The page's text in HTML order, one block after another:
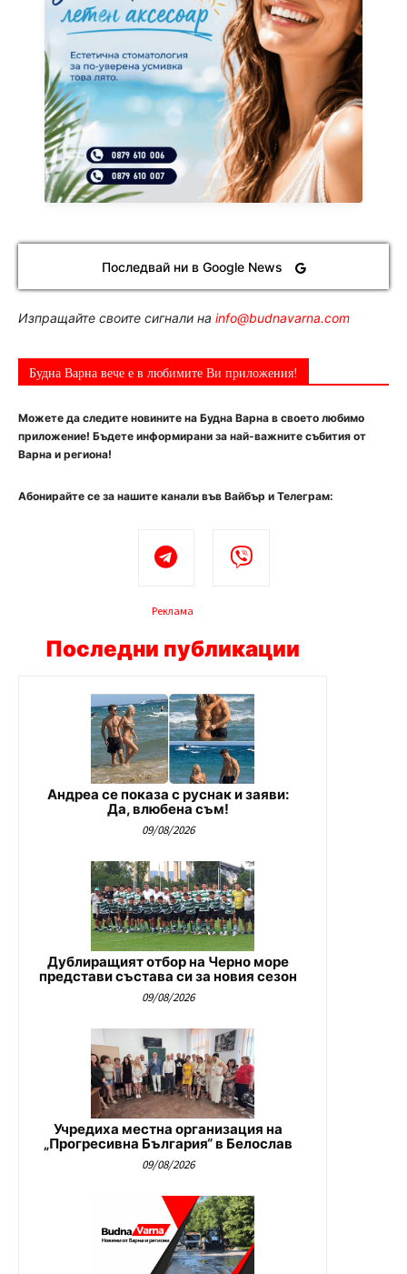
Последвай ни в Google News
Изпращайте своите сигнали на info@budnavarna.com
Будна Варна вече е в любимите Ви приложения!
Можете да следите новините на Будна Варна в своето любимо
приложение! Бъдете информирани за най-важните събития от
Варна и региона!
Абонирайте се за нашите канали във Вайбър и Телеграм:
Реклама
Последни публикации
Андреа се показа с руснак и заяви:
Да, влюбена съм!
09/08/2026
Дублиращият отбор на Черно море
представи състава си за новия сезон
09/08/2026
Учредиха местна организация на
„Прогресивна България“ в Белослав
09/08/2026